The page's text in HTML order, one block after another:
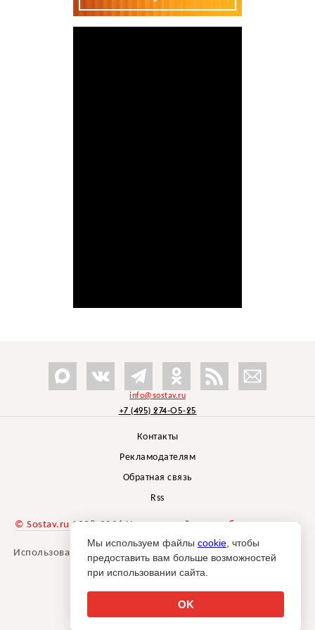
info@sostav.ru
+7 (495) 274-05-25
Контакты
Рекламодателям
Обратная связь
Rss
© Sostav.ru 1998-2026 Независимый проектбрендингового
агентства Depot
Использование материалов Sostav.ru допустимо только при
указании источника.
18+
Мы используем файлы cookie , чтобы
предоставить вам больше возможностей
при использовании сайта.
OK